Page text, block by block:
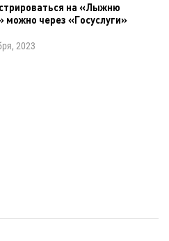
на «Лыжню
можно через «Госуслуги»
2023